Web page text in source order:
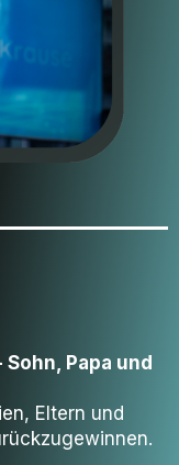
Papa und
Eltern und